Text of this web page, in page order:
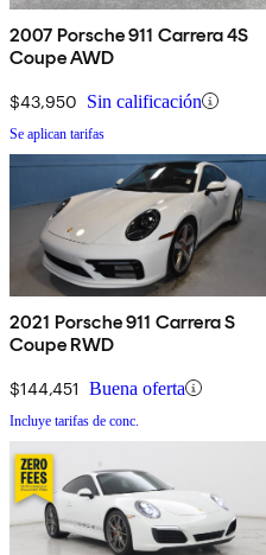
2007 Porsche 911 Carrera 4S
Coupe AWD
$43,950 Sin calificación
Se aplican tarifas
2021 Porsche 911 Carrera S
Coupe RWD
$144,451 Buena oferta
Incluye tarifas de conc.